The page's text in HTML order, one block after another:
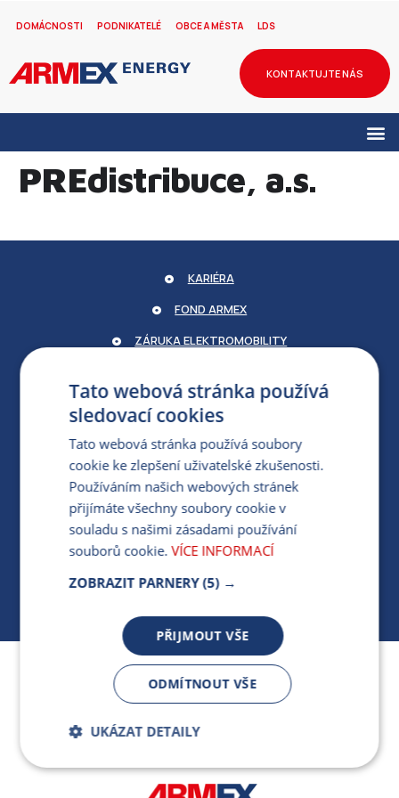
DOMÁCNOSTI PODNIKATELÉ OBCE A MĚSTA LDS
KONTAKTUJTE NÁS
PREdistribuce, a.s.
Jsme součástí skupiny ARMEX a členem Asociace
nezávislých dodavatelů energií.
KARIÉRA
FOND ARMEX
ZÁRUKA ELEKTROMOBILITY
PRO MÉDIA
MÁM DOTAZ KE STÁVAJÍCÍ SMLOUVĚ
412 154 154
PO-PÁ 7:30-17:00
Tato webová stránka používá
sledovací cookies
Tato webová stránka používá soubory
cookie ke zlepšení uživatelské zkušenosti.
Používáním našich webových stránek
přijímáte všechny soubory cookie v
souladu s našimi zásadami používání
souborů cookie. VÍCE INFORMACÍ
ZOBRAZIT PARNERY (5) →
PŘIJMOUT VŠE
ODMÍTNOUT VŠE
UKÁZAT DETAILY
Bezpodmínečně
nutné soubory
Výkonnostní